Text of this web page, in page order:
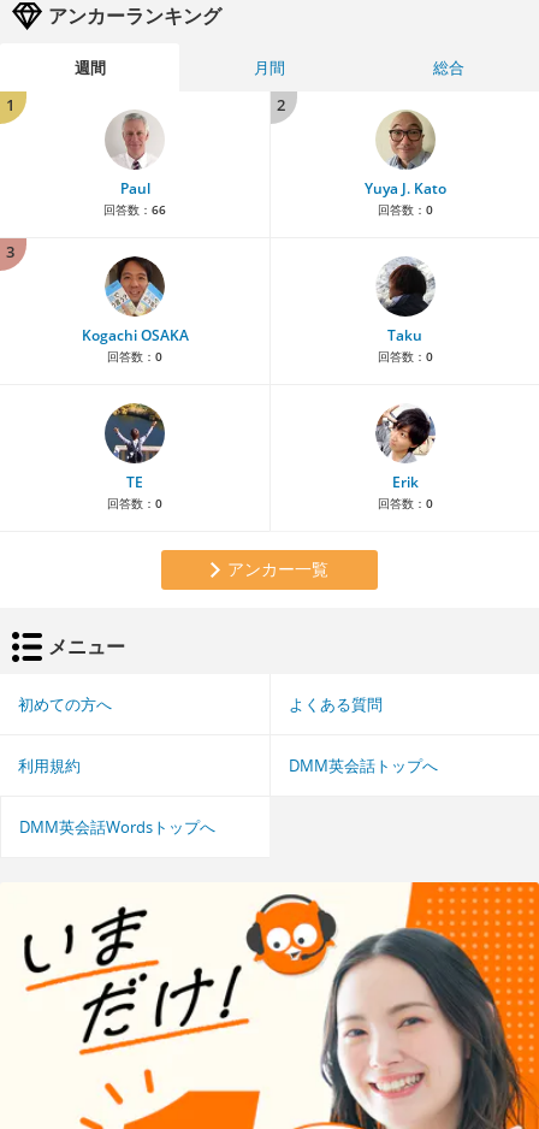
アンカーランキング
週間 月間
総合
1
Paul
回答数： 66
2
Yuya J. Kato
回答数： 0
3
Kogachi OSAKA
回答数： 0
Taku
回答数： 0
TE
回答数： 0
Erik
回答数： 0
アンカー一覧
メニュー
初めての方へ よくある質問
利用規約 DMM英会話トップへ
DMM英会話Wordsトップへ